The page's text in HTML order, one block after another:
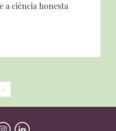
a ciência honesta
1